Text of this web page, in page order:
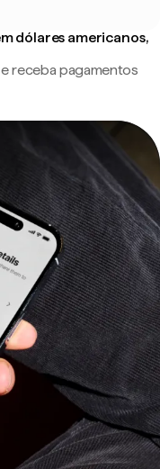
dólares americanos,
receba pagamentos